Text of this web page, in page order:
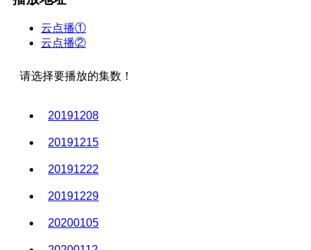
云点播①
云点播②
请选择要播放的集数！
20191208
20191215
20191222
20191229
20200105